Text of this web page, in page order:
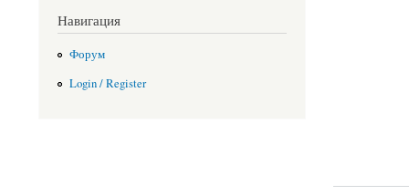
Навигация
Форум
Login / Register